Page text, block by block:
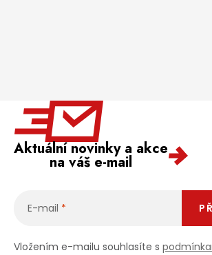
Aktuální novinky a akce
na váš e-mail
E-mail
Vložením e-mailu souhlasíte s